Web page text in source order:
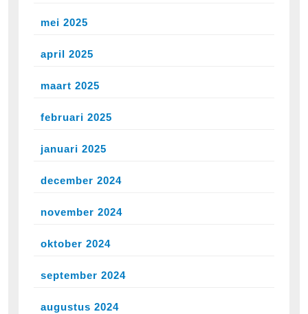
mei 2025
april 2025
maart 2025
februari 2025
januari 2025
december 2024
november 2024
oktober 2024
september 2024
augustus 2024